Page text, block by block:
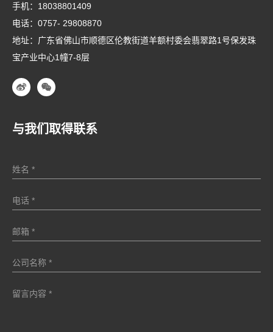
手机： 18038801409
电话： 0757- 29808870
地址：广东省佛山市顺德区伦教街道羊额村委会翡翠路1号保发珠
宝产业中心1幢7-8层
与我们取得联系